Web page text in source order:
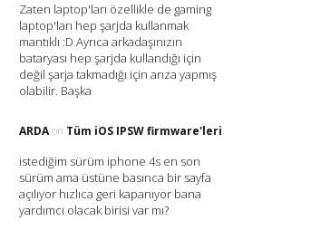
Zaten laptop'ları özellikle de gaming
laptop'ları hep şarjda kullanmak
mantıklı :D Ayrıca arkadaşınızın
bataryası hep şarjda kullandığı için
değil şarja takmadığı için arıza yapmış
olabilir. Başka
ARDAon Tüm iOS IPSW firmware'leri
istediğim sürüm iphone 4s en son
sürüm ama üstüne basınca bir sayfa
açılıyor hızlıca geri kapanıyor bana
yardımcı olacak birisi var mı?